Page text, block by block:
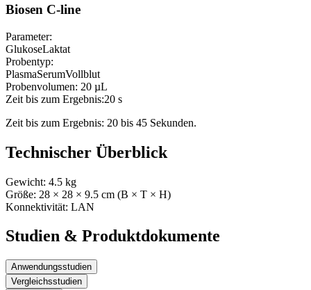
Biosen C-line
Parameter:
GlukoseLaktat
Probentyp:
PlasmaSerumVollblut
Probenvolumen: 20 µL
Zeit bis zum Ergebnis:20 s
Zeit bis zum Ergebnis: 20 bis 45 Sekunden.
Technischer Überblick
Gewicht: 4.5 kg
Größe: 28 × 28 × 9.5 cm (B × T × H)
Konnektivität: LAN
Studien & Produktdokumente
Anwendungsstudien
Vergleichsstudien